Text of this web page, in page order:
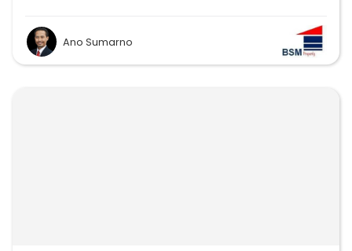
Ano Sumarno